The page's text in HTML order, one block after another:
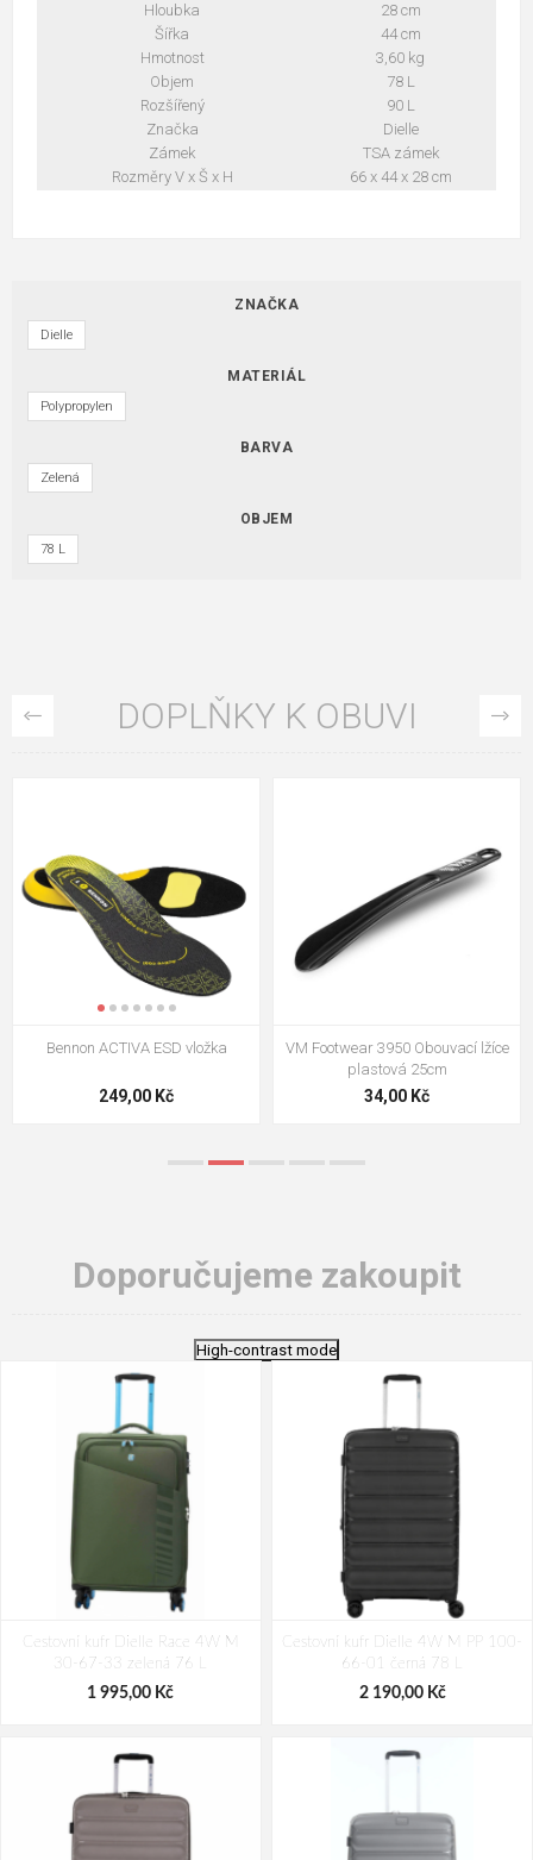
Hloubka
28 cm
Šířka
44 cm
Hmotnost
3,60 kg
Objem
78 L
Rozšířený
90 L
Značka
Dielle
Zámek
TSA zámek
Rozměry V x Š x H
66 x 44 x 28 cm
ZNAČKA
Dielle
MATERIÁL
Polypropylen
BARVA
Zelená
OBJEM
78 L
DOPLŇKY K OBUVI
VM Footwear 3009 Vkládací stélka
124,00 Kč
VM Footwear 3102 Tkaničky
ploché
18,70 Kč
Doporučujeme zakoupit
High-contrast mode
Cestovní kufr Dielle Race 4W M
30-67-33 zelená 76 L
1 995,00 Kč
Cestovní kufr Dielle 4W M PP 100-
66-01 černá 78 L
2 190,00 Kč